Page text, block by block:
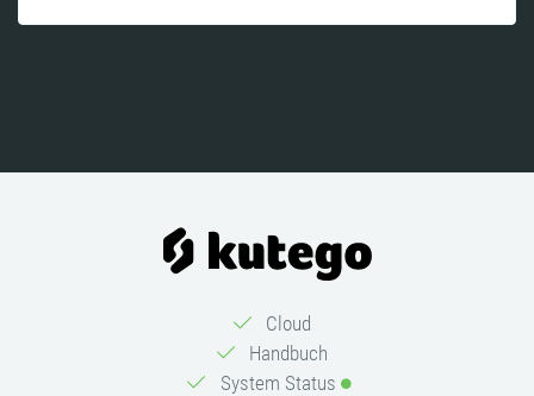
Cloud
Handbuch
System Status